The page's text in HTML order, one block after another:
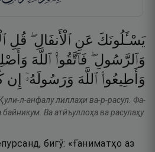
يَسْـَٔلُونَكَ عَنِ ٱلْأَنفَالِ ۖ قُلِ
وَٱلرَّسُولِ ۖ فَٱتَّقُوا۟ ٱللَّهَ
وَأَطِيعُوا۟ ٱللَّهَ وَرَسُولَهُۥٓ إِن
л-анфалу лиллаҳи ва-р-расул. Фа-
байникум. Ва атӣъуллоҳа ва расулаҳу
бигӯ: «Ғаниматҳо аз